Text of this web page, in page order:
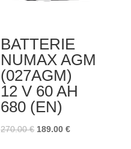
BATTERIE
NUMAX AGM
(027AGM)
12 V 60 AH
680 (EN)
270.00€ Le
189.00€Le